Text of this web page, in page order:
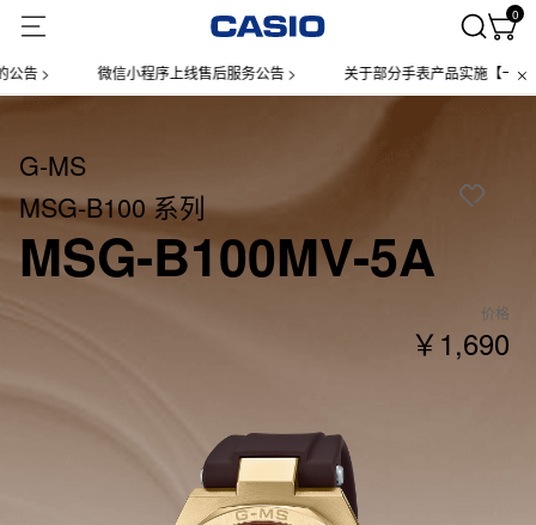
0
微信小程序上线售后服务公告 > 关于部分手表产品实施【一物一码】
G-MS
MSG-B100 系列
MSG-B100MV-5A
价格
￥1,690